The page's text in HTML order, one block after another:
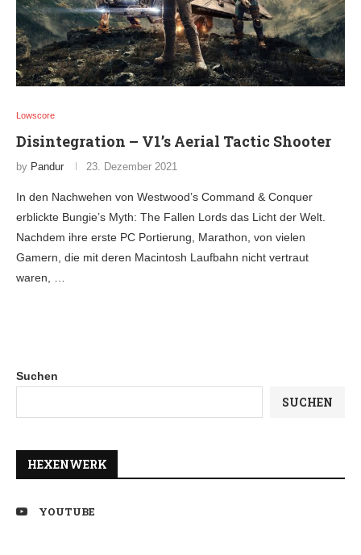
Lowscore
Disintegration – V1’s Aerial Tactic Shooter
by Pandur 23. Dezember 2021
In den Nachwehen von Westwood’s Command & Conquer
erblickte Bungie’s Myth: The Fallen Lords das Licht der Welt.
Nachdem ihre erste PC Portierung, Marathon, von vielen
Gamern, die mit deren Macintosh Laufbahn nicht vertraut
waren, …
Suchen
SUCHEN
HEXENWERK
YOUTUBE